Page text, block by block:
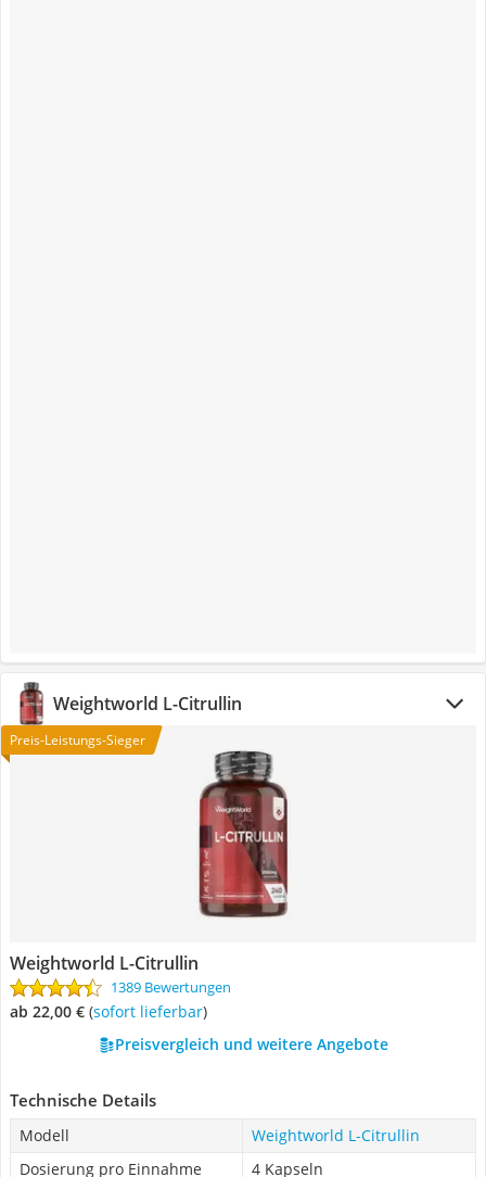
Weightworld L-Citrullin
Preis-Leistungs-Sieger
Weightworld L-Citrullin
1389 Bewertungen
ab 22,00 € ( Sofort lieferbar)
Preisvergleich und weitere Angebote
Technische Details
Modell
Weightworld L-Citrullin
Dosierung pro Einnahme
4 Kapseln